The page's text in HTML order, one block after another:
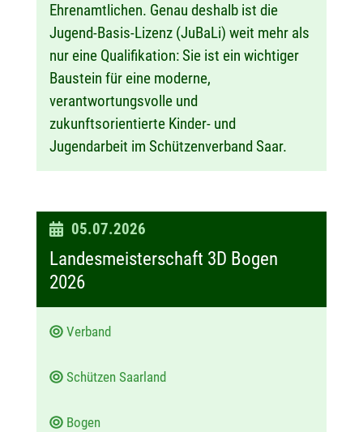
Ehrenamtlichen. Genau deshalb ist die
Jugend-Basis-Lizenz (JuBaLi) weit mehr als
nur eine Qualifikation: Sie ist ein wichtiger
Baustein für eine moderne,
verantwortungsvolle und
zukunftsorientierte Kinder- und
Jugendarbeit im Schützenverband Saar.
D
a
t
:
05.07.2026
Landesmeisterschaft 3D Bogen
2026
Verband
Schützen Saarland
Bogen